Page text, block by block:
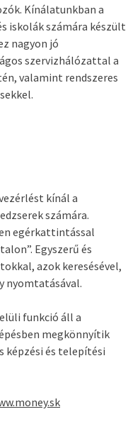
Kínálatunkban a
iskolák számára készült
nagyon jó
szervizhálózattal a
valamint rendszeres
kínál a
számára.
egérkattintással
Egyszerű és
azok keresésével,
nyomtatásával.
funkció áll a
megkönnyítik
képzési és telepítési